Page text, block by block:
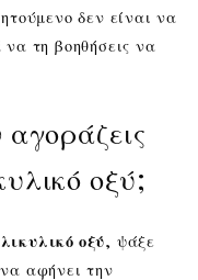
δεν είναι να
τη βοηθήσεις να
οξύ;
οξύ, ψάξε
αφήνει την